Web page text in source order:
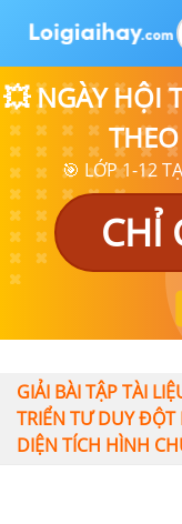
💥 NGÀY HỘI
🎯 LỚP 1-12
CHỈ
GIẢI BÀI TẬP TÀI
TRIỂN TƯ DUY ĐỘT
DIỆN TÍCH HÌNH